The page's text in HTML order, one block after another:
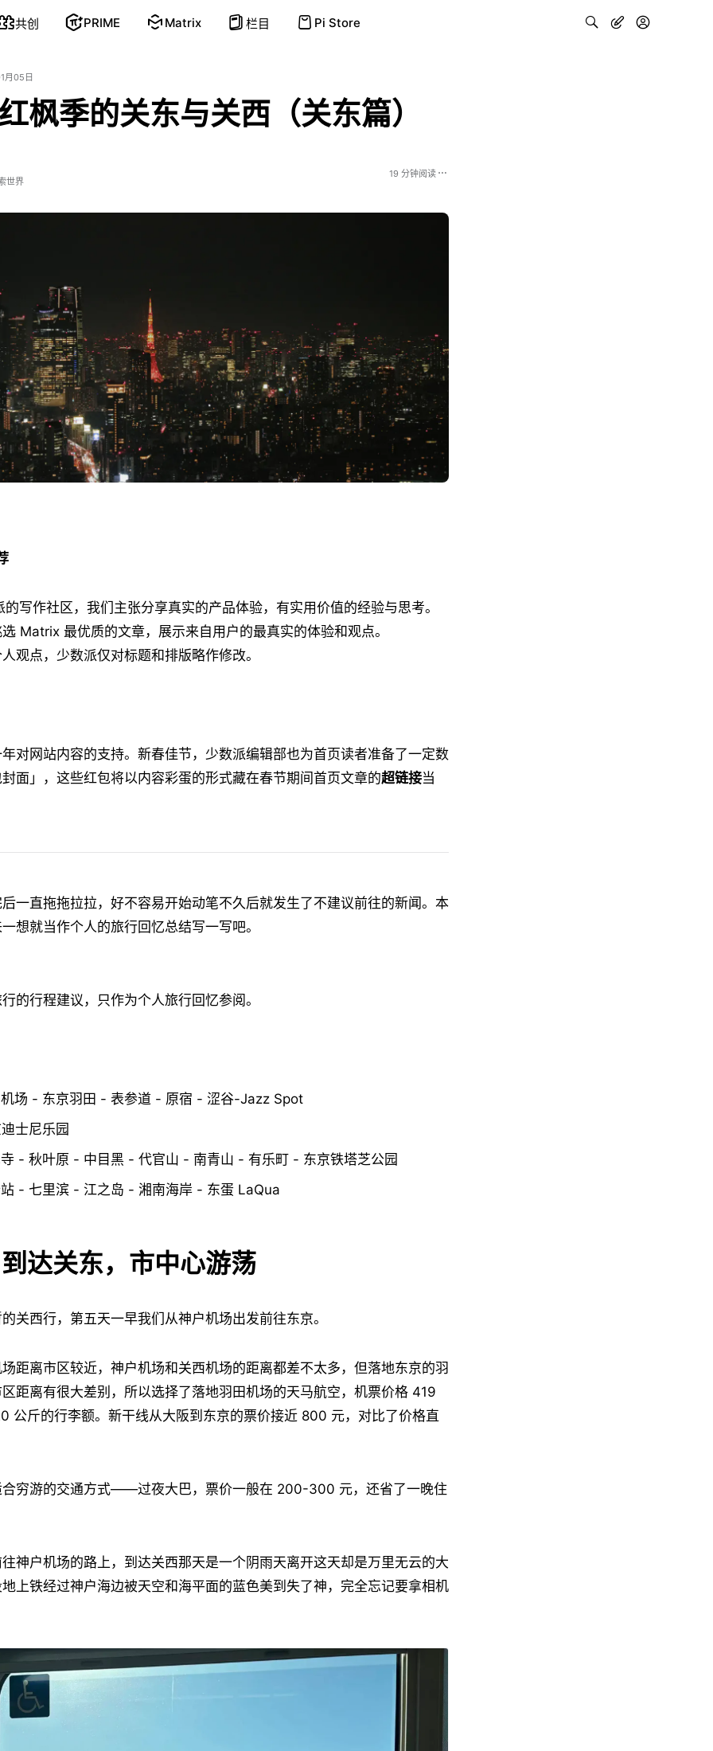
共创 PRIME Matrix 栏目 Pi Store
月05日
枫季的关东与关西（关东篇）
世界
19 分钟阅读
写作社区，我们主张分享真实的产品体验，有实用价值的经验与思考。
Matrix 最优质的文章，展示来自用户的最真实的体验和观点。
观点，少数派仅对标题和排版略作修改。
对网站内容的支持。新春佳节，少数派编辑部也为首页读者准备了一定数
面」，这些红包将以内容彩蛋的形式藏在春节期间首页文章的超链接当
一直拖拖拉拉，好不容易开始动笔不久后就发生了不建议前往的新闻。本
想就当作个人的旅行回忆总结写一写吧。
的行程建议，只作为个人旅行回忆参阅。
场 - 东京羽田 - 表参道 - 原宿 - 涩谷-Jazz Spot
士尼乐园
- 秋叶原 - 中目黑 - 代官山 - 南青山 - 有乐町 - 东京铁塔芝公园
- 七里滨 - 江之岛 - 湘南海岸 - 东蛋 LaQua
达关东，市中心游荡
关西行，第五天一早我们从神户机场出发前往东京。
距离市区较近，神户机场和关西机场的距离都差不太多，但落地东京的羽
距离有很大差别，所以选择了落地羽田机场的天马航空，机票价格 419
公斤的行李额。新干线从大阪到东京的票价接近 800 元，对比了价格直
合穷游的交通方式——过夜大巴，票价一般在 200-300 元，还省了一晚住
神户机场的路上，到达关西那天是一个阴雨天离开这天却是万里无云的大
上铁经过神户海边被天空和海平面的蓝色美到失了神，完全忘记要拿相机